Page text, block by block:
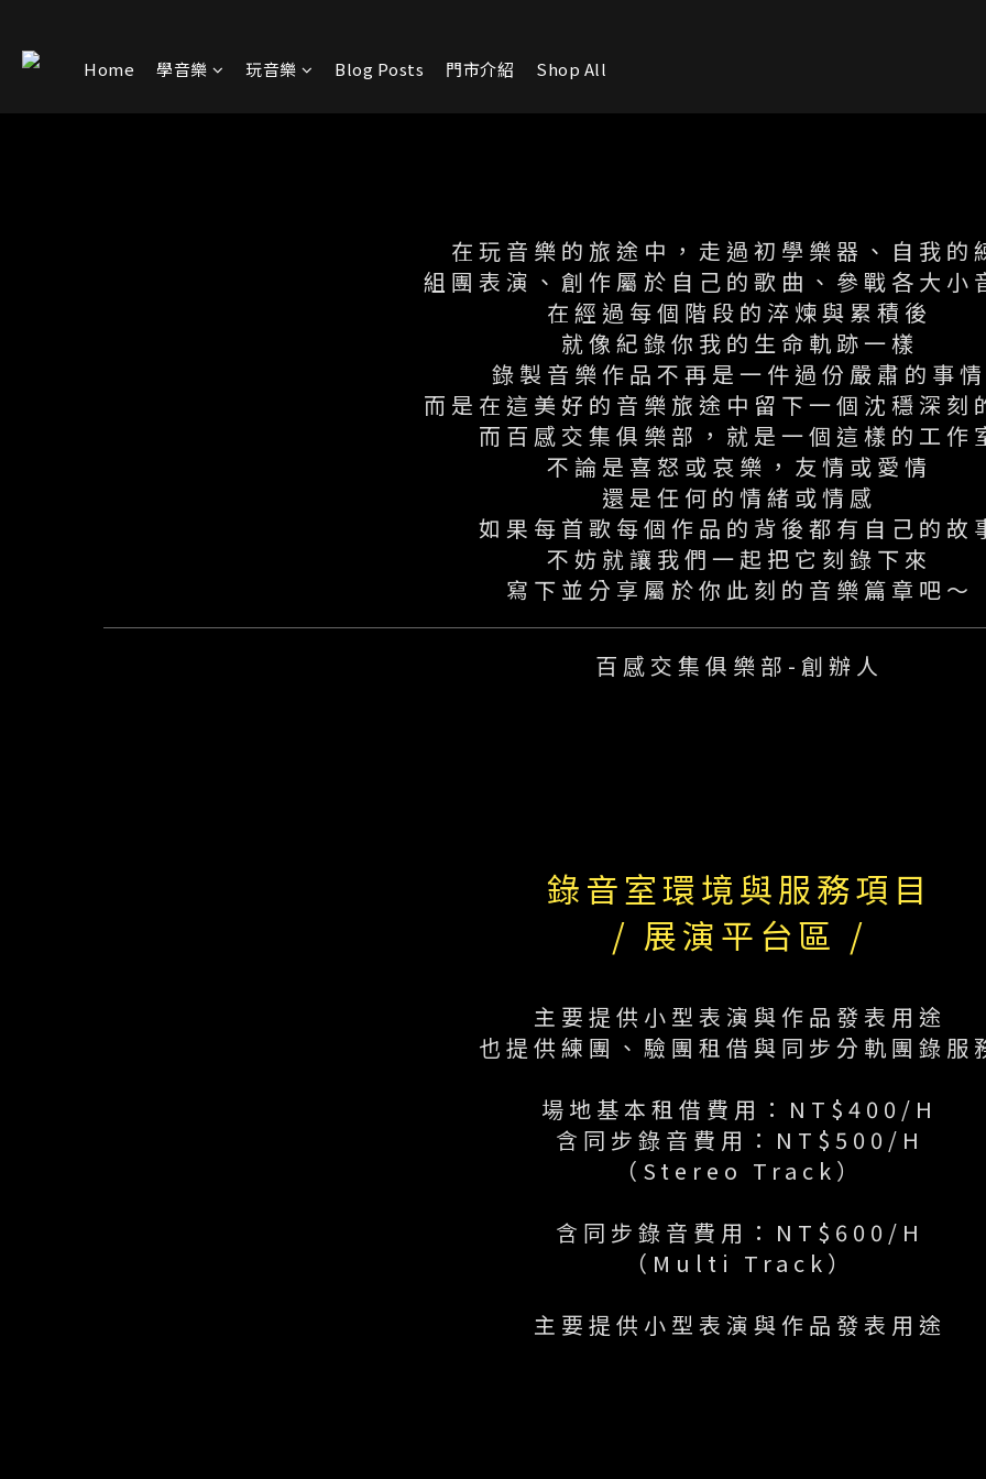
Home 學音樂 玩音樂 Blog Posts 門市介紹 Shop All
在玩音樂的旅途中，走過初學樂器、自我的
組團表演、創作屬於自己的歌曲、參戰各大小
在經過每個階段的淬煉與累積後
就像紀錄你我的生命軌跡一樣
錄製音樂作品不再是一件過份嚴肅的事情
而是在這美好的音樂旅途中留下一個沈穩深刻
而百感交集俱樂部，就是一個這樣的工作
不論是喜怒或哀樂，友情或愛情
還是任何的情緒或情感
如果每首歌每個作品的背後都有自己的故
不妨就讓我們一起把它刻錄下來
寫下並分享屬於你此刻的音樂篇章吧～
百感交集俱樂部-創辦人
錄音室環境與服務項目
/ 展演平台區 /
主要提供小型表演與作品發表用途
也提供練團、驗團租借與同步分軌團錄服
場地基本租借費用：NT$400/H
含同步錄音費用：NT$500/H
（Stereo Track）
含同步錄音費用：NT$600/H
（Multi Track）
主要提供小型表演與作品發表用途